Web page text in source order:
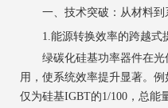
一、技术突破：从材料到
1.能源转换效率的跨越式
绿碳化硅基功率器件在光
用，使系统效率提升显著。
仅为硅基IGBT的1/100，总能